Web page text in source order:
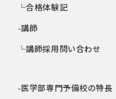
└合格体験記
-講師
└講師採用問い合わせ
-医学部専門予備校の特長